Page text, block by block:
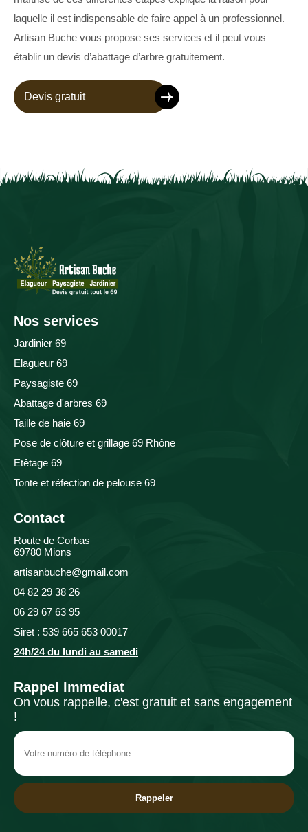
laquelle il est indispensable de faire appel à un professionnel.
Artisan Buche vous propose ses services et il peut vous
établir un devis d’abattage d’arbre gratuitement.
Devis gratuit
Nos services
Jardinier 69
Elagueur 69
Paysagiste 69
Abattage d'arbres 69
Taille de haie 69
Pose de clôture et grillage 69 Rhône
Etêtage 69
Tonte et réfection de pelouse 69
Contact
Route de Corbas
69780 Mions
artisanbuche@gmail.com
04 82 29 38 26
06 29 67 63 95
Siret : 539 665 653 00017
24h/24 du lundi au samedi
Rappel Immediat
On vous rappelle, c'est gratuit et sans engagement
!